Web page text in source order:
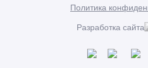
Политика
Разработка сайта